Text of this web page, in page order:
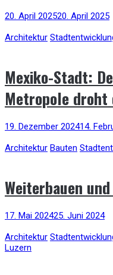
20. April 202520. April 2025
Architektur
Mexiko-Stadt:
Metropole
19. Dezember 202414.
Architektur Bauten
Weiterbauen
17. Mai 202425. Juni 2024
Architektur
Luzern